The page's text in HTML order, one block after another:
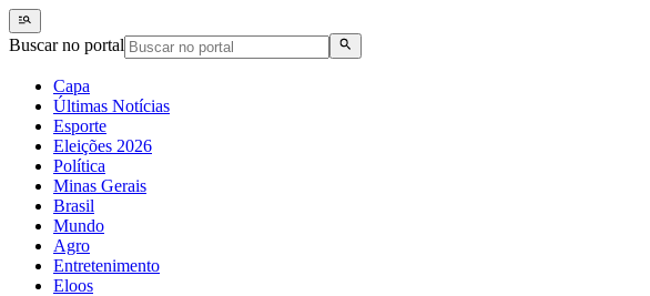
Buscar no portal
Capa
Últimas Notícias
Esporte
Eleições 2026
Política
Minas Gerais
Brasil
Mundo
Agro
Entretenimento
Eloos